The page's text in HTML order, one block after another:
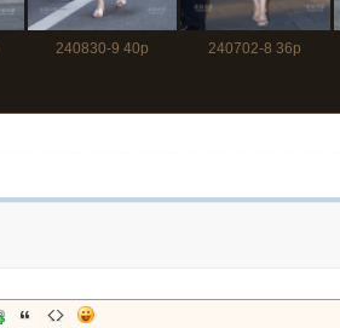
240830-9 40p 240702-8 36p